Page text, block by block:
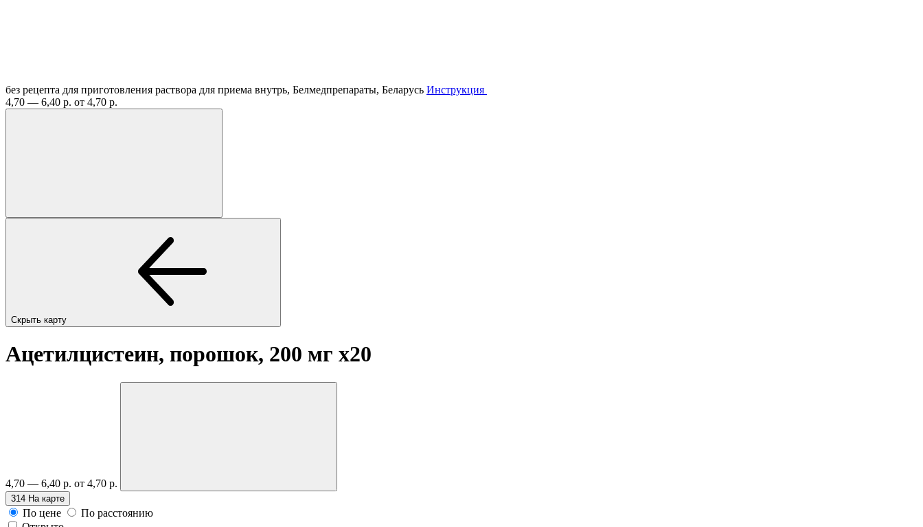
без рецепта для приготовления раствора для приема внутрь, Белмедпрепараты, Беларусь Инструкция
4,70 — 6,40 р. от 4,70 р.
Скрыть карту
Ацетилцистеин, порошок, 200 мг x20
4,70 — 6,40 р. от 4,70 р.
314 На карте
По цене
По расстоянию